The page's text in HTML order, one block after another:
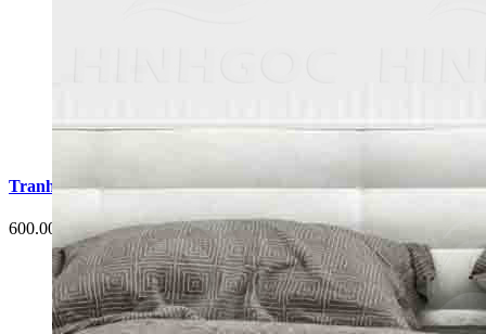
Tranh Treo Tường Phật Giáo - Đạo Giáo G12
600.000 đ